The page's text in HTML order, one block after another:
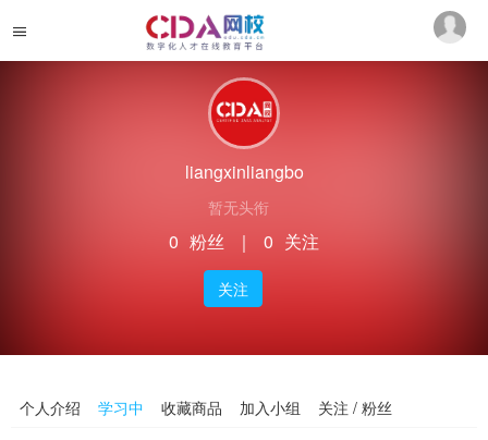
liangxinliangbo
暂无头衔
0 粉丝 ｜ 0 关注
关注
个人介绍 学习中 收藏商品 加入小组 关注 / 粉丝